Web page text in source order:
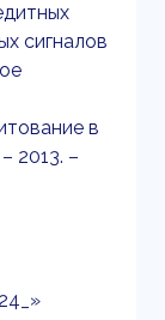
сигналов
в
2013. –